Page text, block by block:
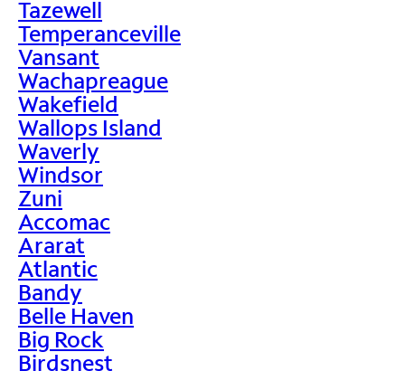
Tazewell
Temperanceville
Vansant
Wachapreague
Wakefield
Wallops Island
Waverly
Windsor
Zuni
Accomac
Ararat
Atlantic
Bandy
Belle Haven
Big Rock
Birdsnest